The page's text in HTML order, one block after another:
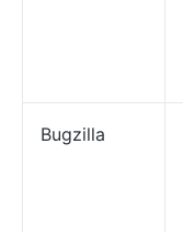
Bugzilla